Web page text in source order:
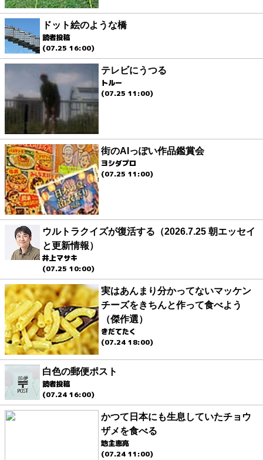
ドット絵のような橋
読者投稿
(07.25 16:00)
テレビにうつる
トルー
(07.25 11:00)
街のAIっぽい作品鑑賞会
ヨシダプロ
(07.25 11:00)
ウルトラクイズが復活する（2026.7.25 朝エッセイ
と更新情報）
井上マサキ
(07.25 10:00)
実はあんまり分かってないマッケン
チーズをきちんと作って食べよう
（傑作選）
きだてたく
(07.24 18:00)
白色の郵便ポスト
読者投稿
(07.24 16:00)
かつて日本にも生息していたチョウ
ザメを食べる
地主恵亮
(07.24 11:00)